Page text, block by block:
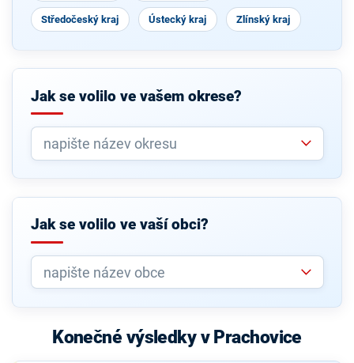
Středočeský kraj Ústecký kraj Zlínský kraj
Jak se volilo ve vašem okrese?
Jak se volilo ve vaší obci?
Konečné výsledky v Prachovice